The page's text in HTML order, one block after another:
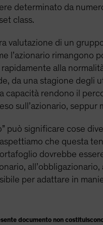
determinato da
class.
valutazione di un
l’azionario rimangono
alla
da una stagione degli
capacità rendono il
sull’azionario,
può significare cose
che questa
dovrebbe
per adattare in
documento non